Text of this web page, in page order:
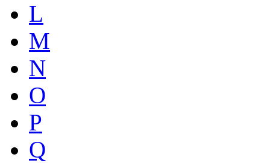
L
M
N
O
P
Q